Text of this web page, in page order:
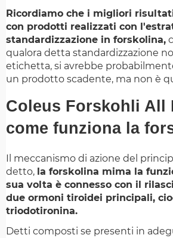
Ricordiamo che i migliori
con prodotti realizzati con
standardizzazione in forskolina,
qualora detta standardizzazione
etichetta, si avrebbe
un prodotto scadente, ma non è
Coleus Forskohli All
come funziona la
Il meccanismo di azione del
detto, la forskolina mima la
sua volta è connesso con il
due ormoni tiroidei principali,
triodotironina.
Detti composti se presenti in